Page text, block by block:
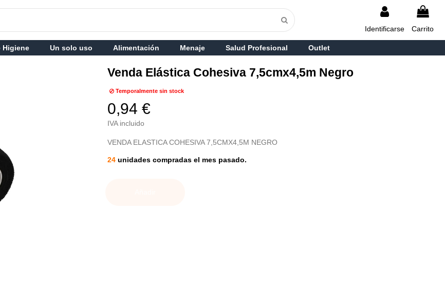
Identificarse Carrito
Higiene Un solo uso Alimentación Menaje Salud Profesional Outlet
Venda Elástica Cohesiva 7,5cmx4,5m Negro
Temporalmente sin stock
0,94 €
IVA incluido
VENDA ELASTICA COHESIVA 7,5CMX4,5M NEGRO
24 unidades compradas el mes pasado.